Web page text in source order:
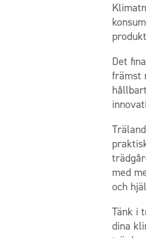
Det
främst
med
och
Tänk i
dina